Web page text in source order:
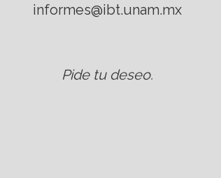
informes@ibt.unam.mx
Pide tu deseo.